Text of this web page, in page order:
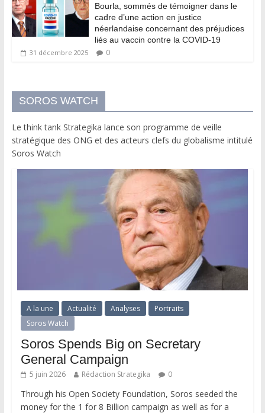
Bourla, sommés de témoigner dans le
cadre d’une action en justice
néerlandaise concernant des préjudices
liés au vaccin contre la COVID-19
31 décembre 2025 0
SOROS WATCH
Le think tank Strategika lance son programme de veille
stratégique des ONG et des acteurs clefs du globalisme intitulé
Soros Watch
A la une Actualité Analyses
Portraits
Soros Watch
Soros Spends Big on Secretary
General Campaign
5 juin 2026 Rédaction Strategika 0
Through his Open Society Foundation, Soros seeded the
money for the 1 for 8 Billion campaign as well as for a